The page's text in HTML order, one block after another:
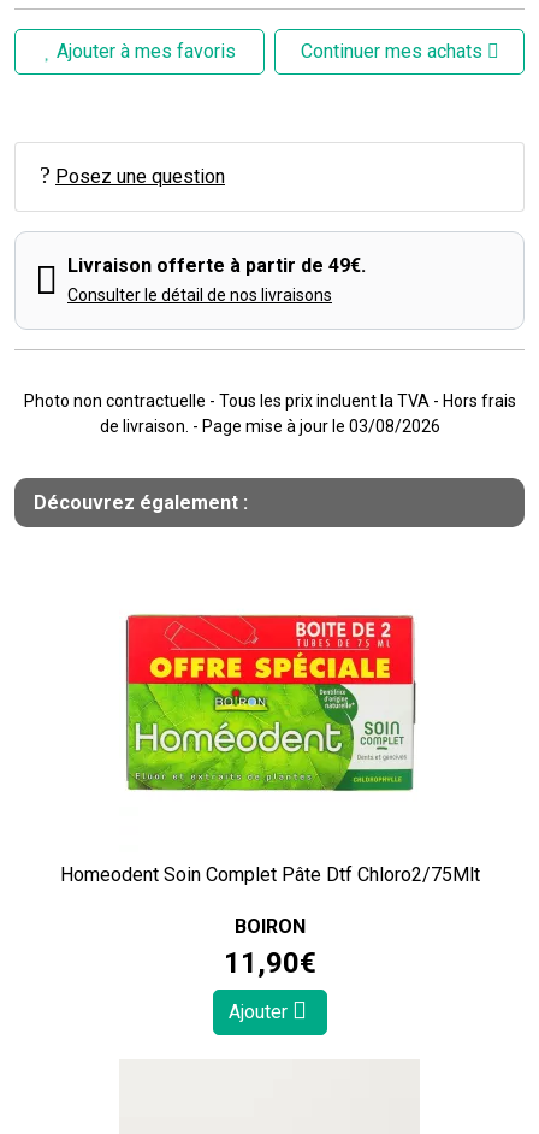
Ajouter à mes favoris Continuer mes achats
Posez une question
Livraison offerte à partir de 49€.
Consulter le détail de nos livraisons
Photo non contractuelle - Tous les prix incluent la TVA - Hors frais
de livraison. - Page mise à jour le 03/08/2026
Découvrez également :
Homeodent Soin Complet Pâte Dtf Chloro2/75Mlt
BOIRON
11 ,90€
Ajouter